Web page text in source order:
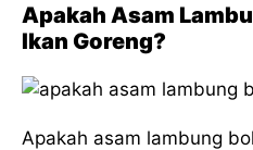
Apakah Asam
Ikan Goreng?
Apakah asam lambung